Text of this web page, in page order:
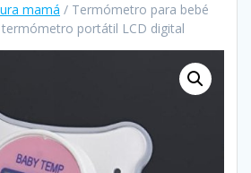
mamá / Termómetro para bebé
portátil LCD digital